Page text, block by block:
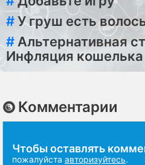
#У груш есть
# Альтернативная
Инфляция кошелька
Комментарии
Чтобы оставлять
пожалуйста авторизуйтесь.